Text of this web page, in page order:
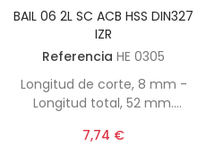
BAIL 06 2L SC ACB HSS DIN327
IZR
Referencia HE 0305
Longitud de corte, 8 mm -
Longitud total, 52 mm.
7,74 €